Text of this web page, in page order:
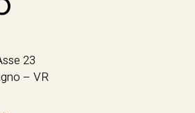
23
– VR